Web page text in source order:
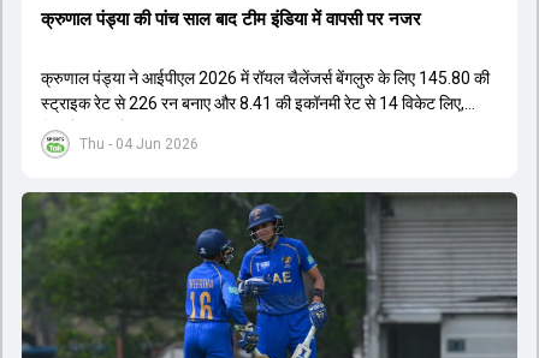
Thu - 04 Jun 2026
क्रुणाल पंड्या की पांच साल बाद टीम इंडिया में वापसी पर नजर
क्रुणाल पंड्या ने आईपीएल 2026 में रॉयल चैलेंजर्स बेंगलुरु के लिए 145.80 की
स्ट्राइक रेट से 226 रन बनाए और 8.41 की इकॉनमी रेट से 14 विकेट लिए,
जिससे RCB ने अपना लगातार दूसरा IPL टाइटल जीता.